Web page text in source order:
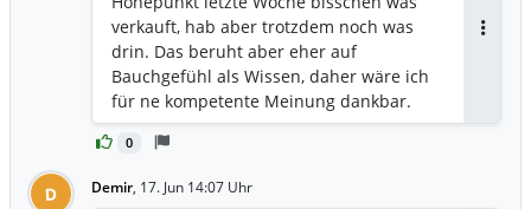
0
verkauft, hab aber trotzdem noch was
drin. Das beruht aber eher auf
Bauchgefühl als Wissen, daher wäre ich
für ne kompetente Meinung dankbar.
D Demir, 17. Jun 14:07 Uhr